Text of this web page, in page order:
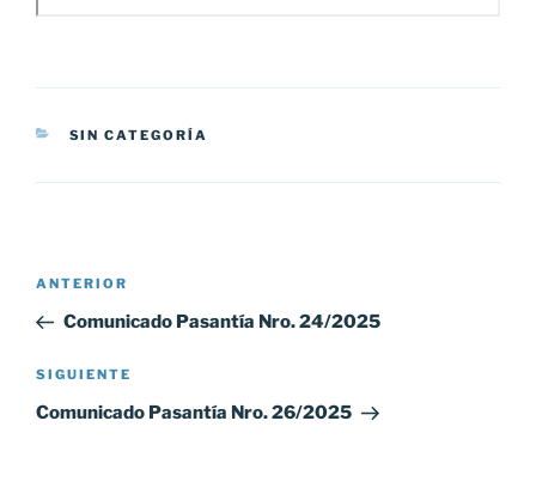
CATEGORÍAS
SIN CATEGORÍA
Navegación
entradas
Entrada
anterior:
ANTERIOR
Comunicado Pasantía Nro. 24/2025
Siguiente
entrada
SIGUIENTE
Comunicado Pasantía Nro. 26/2025